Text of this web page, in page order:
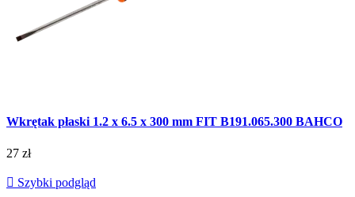
Wkrętak płaski 1.2 x 6.5 x 300 mm FIT B191.065.300 BAHCO
27 zł
 Szybki podgląd